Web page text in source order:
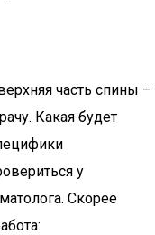
часть спины –
Какая будет
у
Скорее